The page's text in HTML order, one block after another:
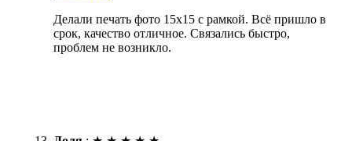
Делали печать фото 15х15 с рамкой. Всё пришло в
срок, качество отличное. Связались быстро,
проблем не возникло.